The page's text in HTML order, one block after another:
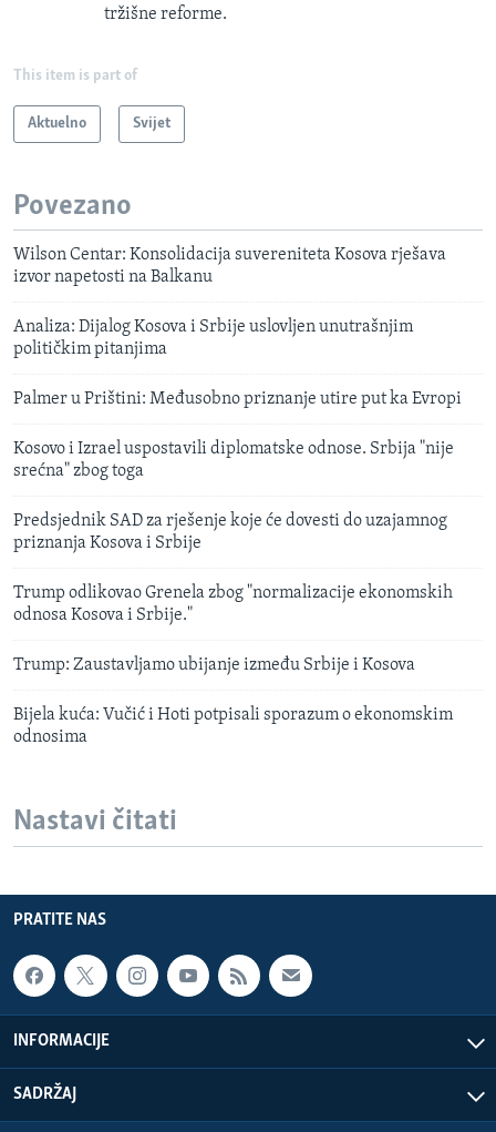
tržišne reforme.
This item is part of
Aktuelno Svijet
Povezano
Wilson Centar: Konsolidacija suvereniteta Kosova rješava
izvor napetosti na Balkanu
Analiza: Dijalog Kosova i Srbije uslovljen unutrašnjim
političkim pitanjima
Palmer u Prištini: Međusobno priznanje utire put ka Evropi
Kosovo i Izrael uspostavili diplomatske odnose. Srbija "nije
srećna" zbog toga
Predsjednik SAD za rješenje koje će dovesti do uzajamnog
priznanja Kosova i Srbije
Trump odlikovao Grenela zbog "normalizacije ekonomskih
odnosa Kosova i Srbije."
Trump: Zaustavljamo ubijanje između Srbije i Kosova
Bijela kuća: Vučić i Hoti potpisali sporazum o ekonomskim
odnosima
Nastavi čitati
PRATITE NAS
INFORMACIJE
SADRŽAJ